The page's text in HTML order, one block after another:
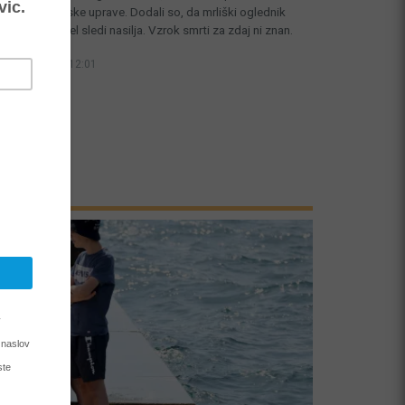
policijske uprave. Dodali so, da mrliški oglednik
truplu ni našel sledi nasilja. Vzrok smrti za zdaj ni znan.
7. 08. 2026, 12:01